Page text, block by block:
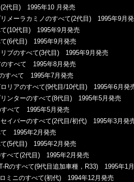
代目) 1995年10 月発売
メーラカミノのすべて(2代目) 1995年9月
(10代目) 1995年9月発売
(6代目) 1995年9月発売
ブのすべて(3代目) 1995年9月発売
すべて 1995年8月発売
すべて 1995年7月発売
リアのすべて(9代目/10代目) 1995年6月発
ンターのすべて(8代目) 1995年5月発売
べて 1995年5月発売
イバーのすべて(2代目/初代) 1995年3月発
1995年2月発売
(5代目) 1995年2月発売
べて(2代目) 1995年2月発売
Rのすべて(9代目追加車種，R33) 1995年1
ミニのすべて(初代) 1994年12月発売